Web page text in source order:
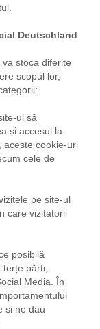
Deutschland
stoca diferite
scopul lor,
ul să
și accesul la
aceste cookie-uri
cele de
pe site-ul
care vizitatorii
posibilă
părți,
Media. În
și ne dau